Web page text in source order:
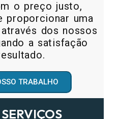
o preço justo,
proporcionar uma
dos nossos
a satisfação
TRABALHO